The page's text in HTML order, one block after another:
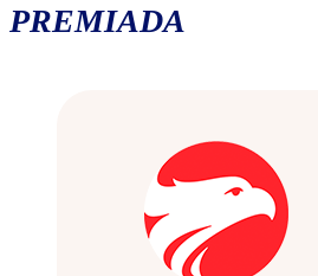
PREMIADA